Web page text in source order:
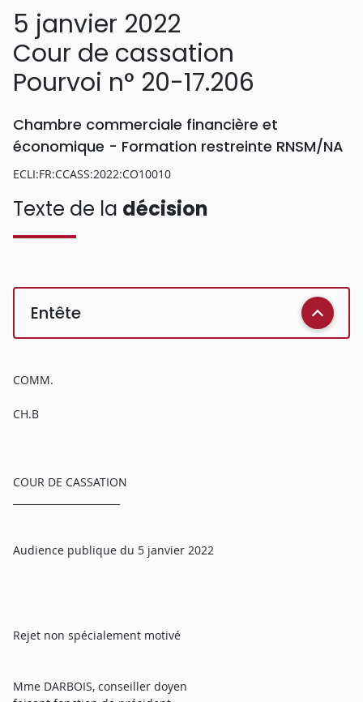
5 janvier 2022
Cour de cassation
Pourvoi n° 20-17.206
Chambre commerciale financière et
économique - Formation restreinte RNSM/NA
ECLI:FR:CCASS:2022:CO10010
Texte de la décision
Entête
COMM.
CH.B
COUR DE CASSATION
Audience publique du 5 janvier 2022
Rejet non spécialement motivé
Mme DARBOIS, conseiller doyen